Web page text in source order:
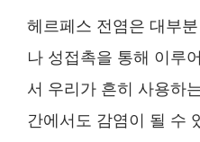
헤르페스 전염은 대부
나 성접촉을 통해 이루
서 우리가 흔히 사용하
간에서도 감염이 될 수